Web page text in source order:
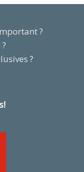
?
?